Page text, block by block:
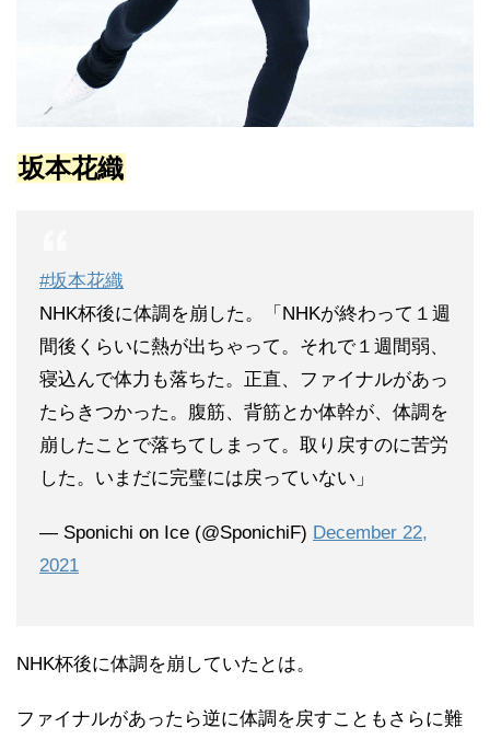
坂本花織
#坂本花織
NHK杯後に体調を崩した。「NHKが終わって１週
間後くらいに熱が出ちゃって。それで１週間弱、
寝込んで体力も落ちた。正直、ファイナルがあっ
たらきつかった。腹筋、背筋とか体幹が、体調を
崩したことで落ちてしまって。取り戻すのに苦労
した。いまだに完璧には戻っていない」
— Sponichi on Ice (@SponichiF) December 22,
2021
NHK杯後に体調を崩していたとは。
ファイナルがあったら逆に体調を戻すこともさらに難